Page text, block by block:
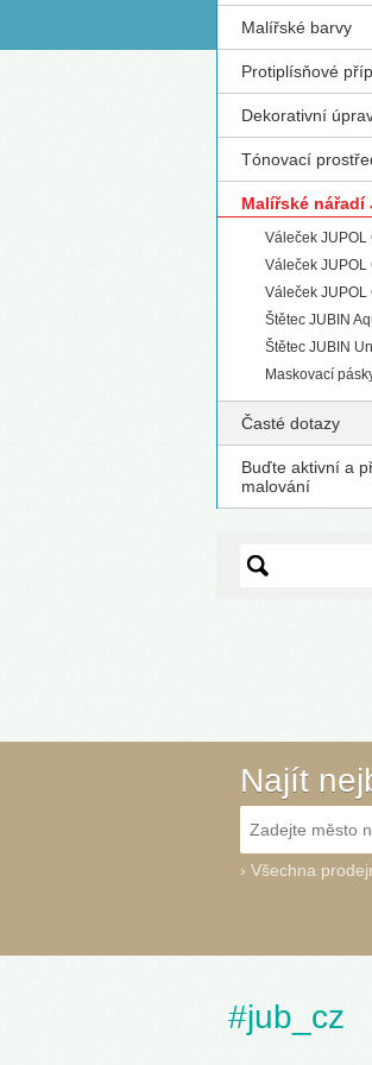
Malířské barvy
Protiplísňové
Dekorativní
Tónovací
Malířské nářadí
Váleček JUPOL
Váleček JUPOL
Váleček JUPOL
Štětec JUBIN
Štětec JUBIN
Maskovací
Časté dotazy
Buďte aktivní a
malování
Najít
› Všechna
#jub_cz